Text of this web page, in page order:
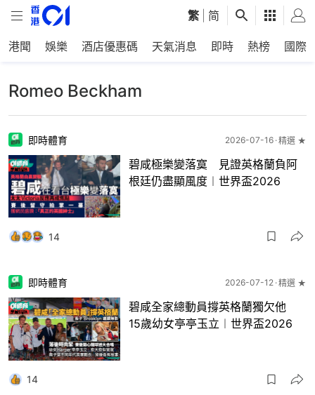
繁 简
港聞 娛樂 酒店優惠碼 天氣消息 即時 熱榜 國際
Romeo Beckham
即時體育 2026-07-16 精選 ★
碧咸極樂變落寞 見證英格蘭負阿
根廷仍盡顯風度︱世界盃2026
14
即時體育 2026-07-12 精選 ★
碧咸全家總動員撐英格蘭獨欠他
15歲幼女亭亭玉立︱世界盃2026
14